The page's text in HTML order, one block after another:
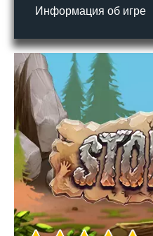
Информация об игре